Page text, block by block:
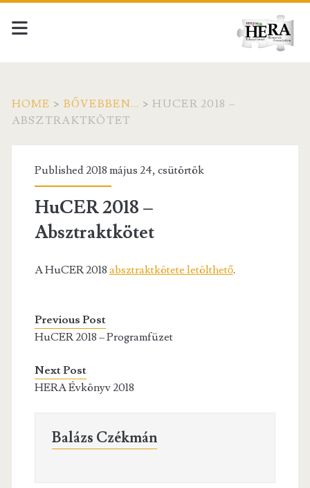
HOME > BŐVEBBEN... > HUCER 2018 –
ABSZTRAKTKÖTET
Published 2018 május 24, csütörtök
HuCER 2018 –
Absztraktkötet
A HuCER 2018 absztraktkötete letölthető.
Previous Post
HuCER 2018 – Programfüzet
Next Post
HERA Évkönyv 2018
Balázs Czékmán